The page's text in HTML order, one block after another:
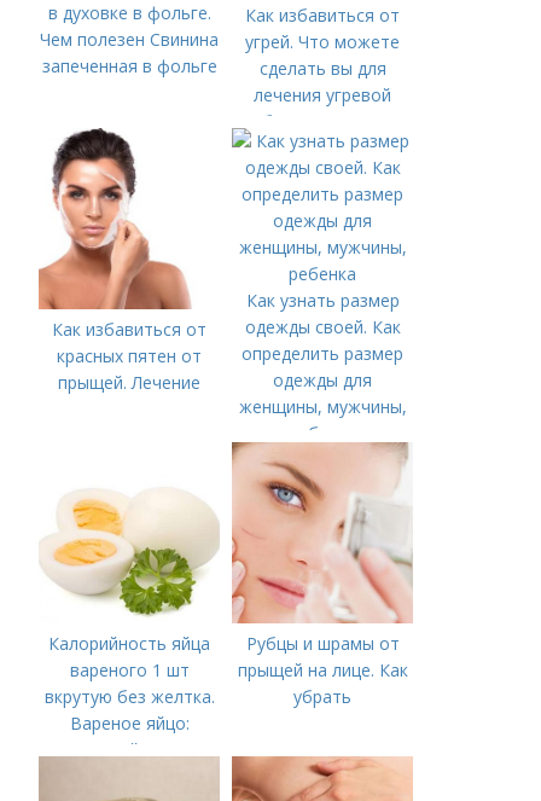
в духовке в фольге.
Чем полезен Свинина
запеченная в фольге
Как избавиться от
угрей. Что можете
сделать вы для
лечения угревой
болезни (акне)
Как избавиться от
красных пятен от
прыщей. Лечение
Как узнать размер
одежды своей. Как
определить размер
одежды для
женщины, мужчины,
ребенка
Калорийность яйца
вареного 1 шт
вкрутую без желтка.
Вареное яйцо:
калорийность
Рубцы и шрамы от
прыщей на лице. Как
убрать